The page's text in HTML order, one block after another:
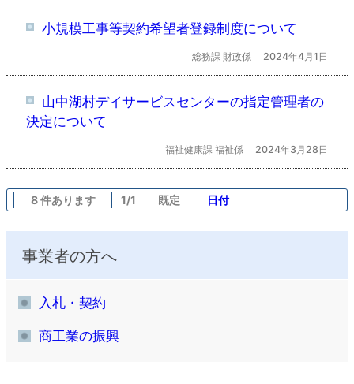
小規模工事等契約希望者登録制度について
総務課 財政係 2024年4月1日
山中湖村デイサービスセンターの指定管理者の
決定について
福祉健康課 福祉係 2024年3月28日
8 件あります 1/1 既定 日付
事業者の方へ
入札・契約
商工業の振興